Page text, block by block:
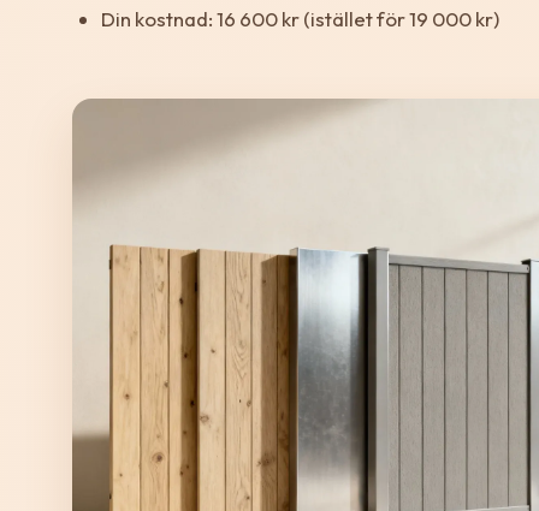
Din kostnad: 16 600 kr (istället för 19 000 kr)